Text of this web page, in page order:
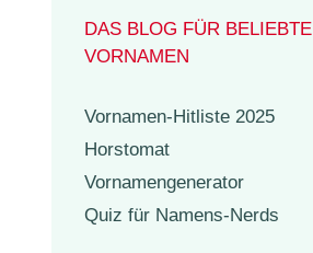
DAS BLOG FÜR BELIEBTE
VORNAMEN
Vornamen-Hitliste 2025
Horstomat
Vornamengenerator
Quiz für Namens-Nerds